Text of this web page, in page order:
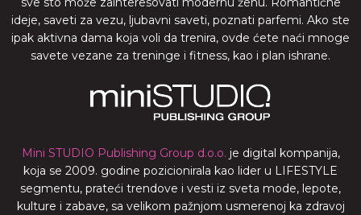
ideje, saveti za vezu, ljubavni saveti, poznati parfemi. Ako ste
ipak aktivna dama koja voli da trenira, ovde ćete naći mnoge
savete vezane za treninge i fitness, kao i plan ishrane.
Mini STUDIO Publishing Group d.o.o. je digital kompanija,
koja se 2009. godine pozicionirala kao lider u LIFESTYLE
segmentu, prateći trendove i vesti iz sveta mode, lepote,
kulture i zabave, sa velikom pažnjom usmerenoj ka zdravoj